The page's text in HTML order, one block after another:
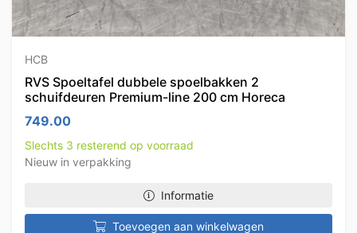
HCB
RVS Spoeltafel dubbele spoelbakken 2
schuifdeuren Premium-line 200 cm Horeca
749.00
Slechts 3 resterend op voorraad
Nieuw in verpakking
Informatie
Toevoegen aan winkelwagen